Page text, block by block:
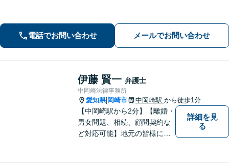
に、シンプルな解決を」。初回で費用
と道筋を明示。
電話でお問い合わせ メールでお問い合わせ
伊藤 賢一 弁護士
中岡崎法律事務所
愛知県| 岡崎市 中岡崎駅 から徒歩1分
【中岡崎駅から2分】【離婚・
男女問題、相続、顧問契約な
ど対応可能】地元の皆様にご
詳細を見
る